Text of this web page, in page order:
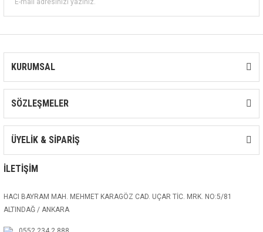
KURUMSAL
SÖZLEŞMELER
ÜYELİK & SİPARİŞ
İLETİŞİM
HACI BAYRAM MAH. MEHMET KARAGÖZ CAD. UÇAR TİC. MRK. NO:5/81
ALTINDAĞ / ANKARA